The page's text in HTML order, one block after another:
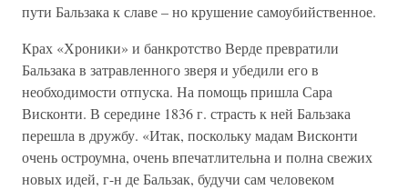
пути Бальзака к славе – но крушение самоубийственное.
Крах «Хроники» и банкротство Верде превратили
Бальзака в затравленного зверя и убедили его в
необходимости отпуска. На помощь пришла Сара
Висконти. В середине 1836 г. страсть к ней Бальзака
перешла в дружбу. «Итак, поскольку мадам Висконти
очень остроумна, очень впечатлительна и полна свежих
новых идей, г-н де Бальзак, будучи сам человеком